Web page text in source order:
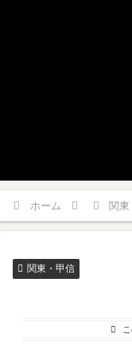
ホーム 関
関東・甲信